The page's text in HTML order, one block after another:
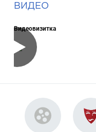
ВИДЕО
Видеовизитка